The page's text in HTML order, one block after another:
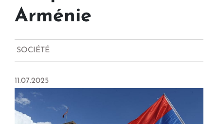
Arménie
SOCIÉTÉ
11.07.2025